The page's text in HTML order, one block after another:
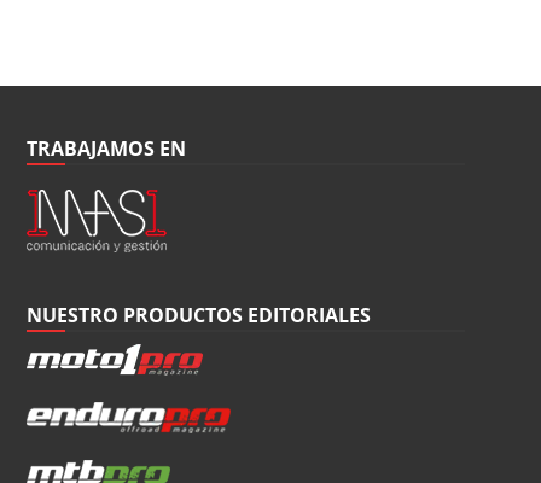
TRABAJAMOS EN
NUESTRO PRODUCTOS EDITORIALES